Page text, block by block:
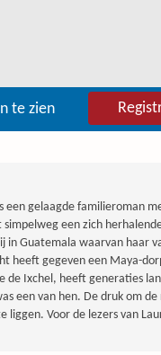
te zien
gelaagde familieroman
een zich
in Guatemala waarvan haar
heeft gegeven een Maya-
de Ixchel, heeft generaties
een van hen. De druk om
Voor de lezers van